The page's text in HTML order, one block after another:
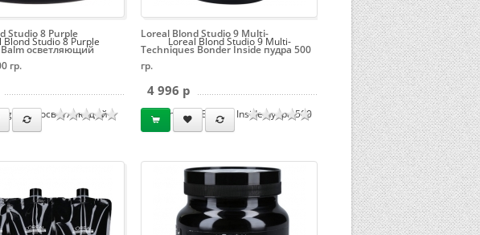
Blond Studio 8 Purple
Balm осветляющий
бальзам 500 гр.
Studio 8 Purple
осветляющий
гр.
Loreal Blond Studio 9 Multi-
Techniques Bonder Inside пудра 500
гр.
Loreal Blond Studio 9 Multi-
Techniques Bonder Inside пудра 500
гр.
4 996 p